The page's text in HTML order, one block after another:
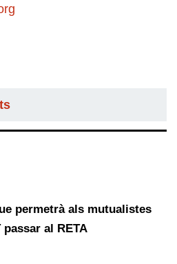
permetrà als mutualistes
passar al RETA